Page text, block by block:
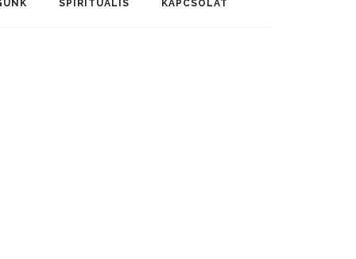
SPIRITUÁLIS KAPCSOLAT